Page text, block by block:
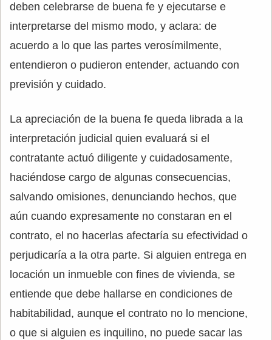
deben celebrarse de buena fe y ejecutarse e
interpretarse del mismo modo, y aclara: de
acuerdo a lo que las partes verosímilmente,
entendieron o pudieron entender, actuando con
previsión y cuidado.
La apreciación de la buena fe queda librada a la
interpretación judicial quien evaluará si el
contratante actuó diligente y cuidadosamente,
haciéndose cargo de algunas consecuencias,
salvando omisiones, denunciando hechos, que
aún cuando expresamente no constaran en el
contrato, el no hacerlas afectaría su efectividad o
perjudicaría a la otra parte. Si alguien entrega en
locación un inmueble con fines de vivienda, se
entiende que debe hallarse en condiciones de
habitabilidad, aunque el contrato no lo mencione,
o que si alguien es inquilino, no puede sacar las